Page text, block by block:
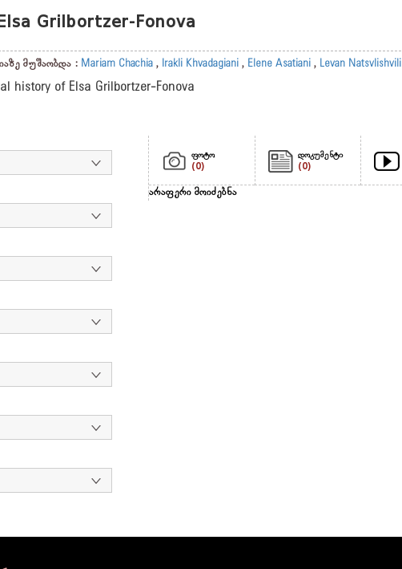
Grilbortzer-Fonova
მუშაობდა : Mariam Chachia , Irakli Khvadagiani , Elene Asatiani , Levan Natsvlishvili
history of Elsa Grilbortzer-Fonova
ფოტო
(0)
დოკუმენტი
(0)
არაფერი მოიძებნა